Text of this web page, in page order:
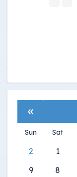
»
Sat
Sun
1
2
8
9